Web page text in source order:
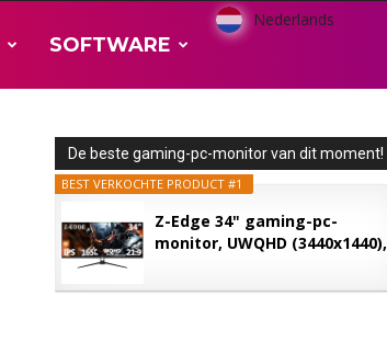
SOFTWARE
Nederlands
De beste gaming-pc-monitor van dit moment!
BEST VERKOCHTE PRODUCT #1
Z-Edge 34" gaming-pc-
monitor, UWQHD (3440x1440),